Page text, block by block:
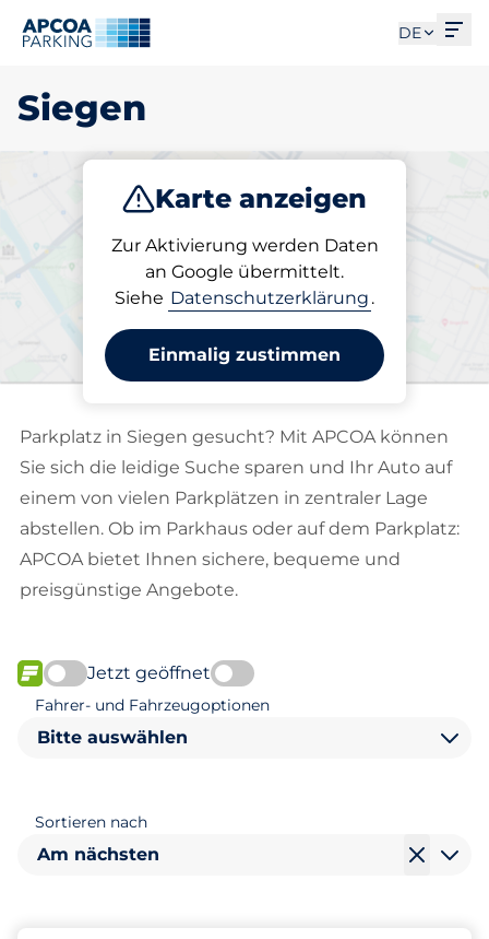
DE
Siegen
Karte anzeigen
Zur Aktivierung werden Daten
an Google übermittelt.
Siehe Datenschutzerklärung .
Einmalig zustimmen
Parken Abo
Wählen Sie Ihren Stellplatz
in Siegen
Parkplatz in Siegen gesucht? Mit APCOA können
Sie sich die leidige Suche sparen und Ihr Auto auf
einem von vielen Parkplätzen in zentraler Lage
abstellen. Ob im Parkhaus oder auf dem Parkplatz:
APCOA bietet Ihnen sichere, bequeme und
preisgünstige Angebote.
FLOW verfügbar
Jetzt geöffnet
Fahrer- und Fahrzeugoptionen
Bitte auswählen
Sortieren nach
Am nächsten